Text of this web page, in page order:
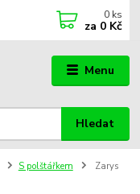
Menu
Hledat
0 ks
za 0 Kč
S polštářkem
Zarys